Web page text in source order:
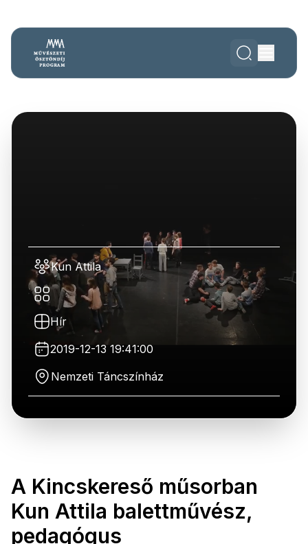
Kun Attila
Hír
2019-12-13 19:41:00
Nemzeti Táncszínház
A Kincskereső műsorban
Kun Attila balettművész,
pedagógus